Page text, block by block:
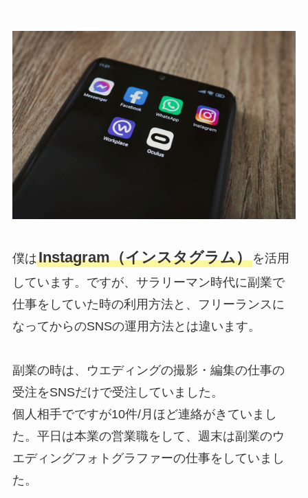
僕はInstagram（インスタグラム）を活用
しています。ですが、サラリーマン時代に副業で
仕事をしていた時の利用方法と、フリーランスに
なってからのSNSの運用方法とは違います。
副業の時は、ウエディングの撮影・編集の仕事の
受注をSNSだけで受注していました。
個人相手でですが10件/月ほど連絡がきていまし
た。平日は本業の営業職をして、週末は副業のウ
エディングフォトグラファーの仕事をしていまし
た。